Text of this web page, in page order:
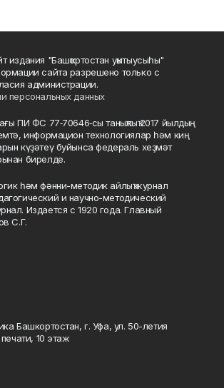
"Башҡортостан уҡытыусыһы"
сайта разрешено только с
администрации.
персональных данных
ПИ ФС 77‑70646‑сы таныҡлыҡ 2017 йылдың
информацион технологиялар һәм киң
күҙәтеү буйынса федераль хеҙмәт
бирелде.
һәм фәнни-методик айлыҡ журнал
и научно-методический
Издается с 1920 года. Главный
С.Г.
Башкортостан, г. Уфа, ул. 50-летия
10 этаж